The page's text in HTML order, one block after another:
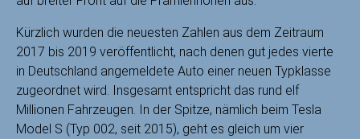
Kürzlich wurden die neuesten Zahlen aus dem Zeitraum
2017 bis 2019 veröffentlicht, nach denen gut jedes vierte
in Deutschland angemeldete Auto einer neuen Typklasse
zugeordnet wird. Insgesamt entspricht das rund elf
Millionen Fahrzeugen. In der Spitze, nämlich beim Tesla
Model S (Typ 002, seit 2015), geht es gleich um vier